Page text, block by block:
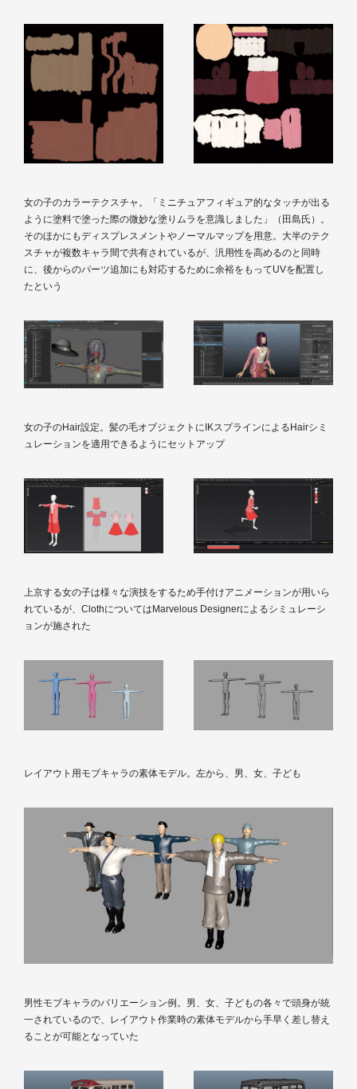
女の子のカラーテクスチャ。「ミニチュアフィギュア的なタッチが出る
ように塗料で塗った際の微妙な塗りムラを意識しました」（田島氏）。
そのほかにもディスプレスメントやノーマルマップを用意。大半のテク
スチャが複数キャラ間で共有されているが、汎用性を高めるのと同時
に、後からのパーツ追加にも対応するために余裕をもってUVを配置し
たという
女の子のHair設定。髪の毛オブジェクトにIKスプラインによるHairシミ
ュレーションを適用できるようにセットアップ
上京する女の子は様々な演技をするため手付けアニメーションが用いら
れているが、ClothについてはMarvelous Designerによるシミュレーシ
ョンが施された
レイアウト用モブキャラの素体モデル。左から、男、女、子ども
男性モブキャラのバリエーション例。男、女、子どもの各々で頭身が統
一されているので、レイアウト作業時の素体モデルから手早く差し替え
ることが可能となっていた